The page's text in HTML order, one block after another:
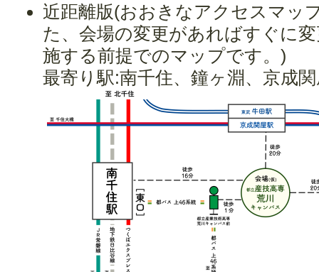
近距離版(おおきなアクセスマッ
た、会場の変更があればすぐに
施する前提でのマップです。)
最寄り駅:南千住、鐘ヶ淵、京成